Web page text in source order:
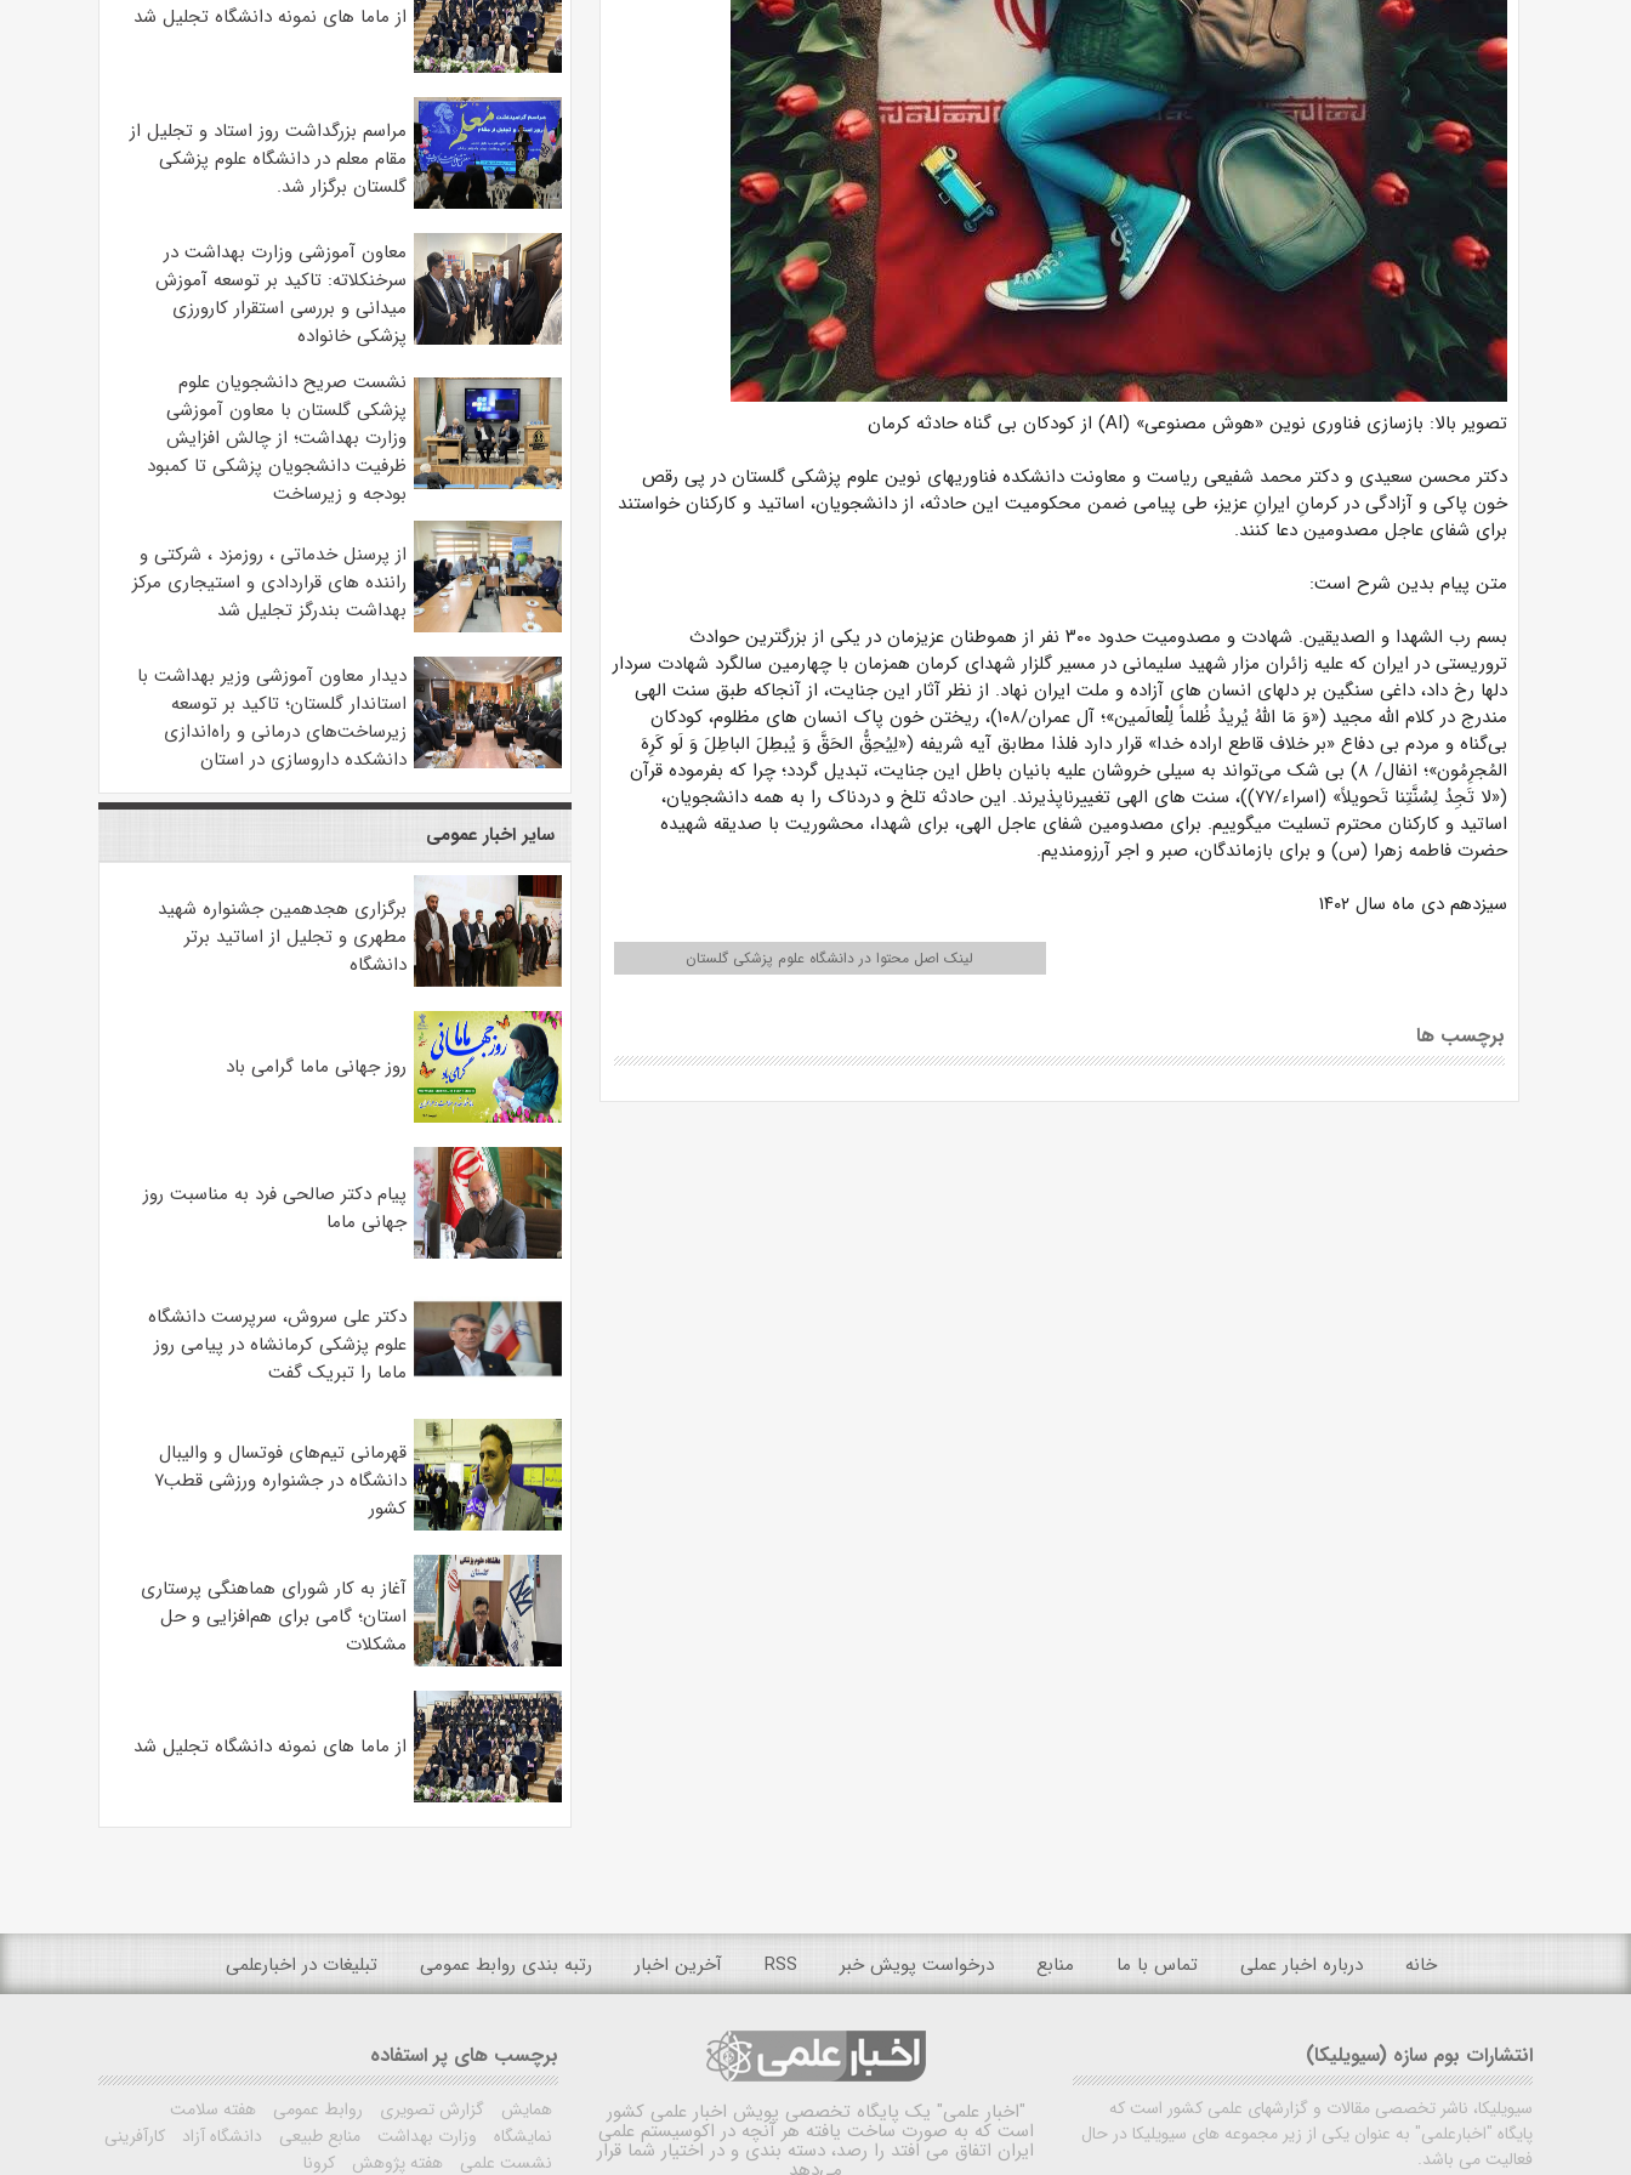
تصویر بالا: بازسازی فناوری نوین «هوش مصنوعی» (AI) از کودکان بی گناه حادثه کرمان
دکتر محسن سعیدی و دکتر محمد شفیعی ریاست و معاونت دانشکده فناوریهای نوین علوم پزشکی گلستان در پی رقص
خون پاکی و آزادگی در کرمانِ ایرانِ عزیز، طی پیامی ضمن محکومیت این حادثه، از دانشجویان، اساتید و کارکنان خواستند
برای شفای عاجل مصدومین دعا کنند.
متن پیام بدین شرح است:
بسم رب الشهدا و الصدیقین. شهادت و مصدومیت حدود ۳۰۰ نفر از هموطنان عزیزمان در یکی از بزرگترین حوادث
تروریستی در ایران که علیه زائران مزار شهید سلیمانی در مسیر گلزار شهدای کرمان همزمان با چهارمین سالگرد شهادت سردار
دلها رخ داد، داغی سنگین بر دلهای انسان های آزاده و ملت ایران نهاد. از نظر آثار این جنایت، از آنجاکه طبق سنت الهی
مندرج در کلام الله مجید («وَ مَا اللّهُ یُریدُ ظُلماً لِلْعالَمین»؛ آل عمران/۱۰۸)، ریختن خون پاک انسان های مظلوم، کودکان
بی‌گناه و مردم بی دفاع «بر خلاف قاطع اراده خدا» قرار دارد فلذا مطابق آیه شریفه («لِیُحِقُّ الحَقَّ وَ یُبطِلَ الباطِلَ وَ لَو کَرِهَ
المُجرِمُون»؛ انفال/ ۸) بی شک می‌تواند به سیلی خروشان علیه بانیان باطل این جنایت، تبدیل گردد؛ چرا که بفرموده قرآن
(«لا تَجِدُ لِسُنَّتِنا تَحویلاً» (اسراء/۷۷))، سنت های الهی تغییرناپذیرند. این حادثه تلخ و دردناک را به همه دانشجویان،
اساتید و کارکنان محترم تسلیت میگوییم. برای مصدومین شفای عاجل الهی، برای شهدا، محشوریت با صدیقه شهیده
حضرت فاطمه زهرا (س) و برای بازماندگان، صبر و اجر آرزومندیم.
سیزدهم دی ماه سال ۱۴۰۲
لینک اصل محتوا در دانشگاه علوم پزشکی گلستان
برچسب ها
از ماما های نمونه دانشگاه تجلیل شد
مراسم بزرگداشت روز استاد و تجلیل از
مقام معلم در دانشگاه علوم پزشکی
گلستان برگزار شد.‌
معاون آموزشی وزارت بهداشت در
سرخنکلاته: تاکید بر توسعه آموزش
میدانی و بررسی استقرار کارورزی
پزشکی ‌خانواده
نشست صریح دانشجویان علوم
پزشکی گلستان با معاون آموزشی
وزارت بهداشت؛ از چالش افزایش
ظرفیت دانشجویان ‌پزشکی تا کمبود
بودجه و زیرساخت
از پرسنل خدماتی ، روزمزد ، شرکتی و
راننده های قراردادی و استیجاری مرکز
بهداشت بندرگز تجلیل شد
دیدار معاون آموزشی وزیر بهداشت با
استاندار گلستان؛ تاکید بر توسعه
زیرساخت‌های درمانی و راه‌اندازی
دانشکده داروسازی در استان
سایر اخبار عمومی
برگزاری هجدهمین جشنواره شهید
مطهری و تجلیل از اساتید برتر
دانشگاه
روز جهانی ماما گرامی باد
پیام دکتر صالحی فرد به مناسبت روز
جهانی ماما
دکتر علی سروش، سرپرست دانشگاه
علوم پزشکی کرمانشاه در پیامی روز
ماما را تبریک گفت
قهرمانی تیم‌های فوتسال و والیبال
دانشگاه در جشنواره ورزشی قطب۷
کشور
آغاز به کار شورای هماهنگی پرستاری
استان؛ گامی برای هم‌افزایی و حل
مشکلات
از ماما های نمونه دانشگاه تجلیل شد
خانه درباره اخبار عملی تماس با ما منابع درخواست پویش خبر RSS آخرین اخبار رتبه بندی روابط عمومی تبلیغات در اخبارعلمی
انتشارات بوم سازه (سیویلیکا)
سیویلیکا، ناشر تخصصی مقالات و گزارشهای علمی کشور است که
پایگاه "اخبارعلمی" به عنوان یکی از زیر مجموعه های سیویلیکا در حال
فعالیت می باشد.
"اخبار علمی" یک پایگاه تخصصی پویش اخبار علمی کشور
است که به صورت ساخت یافته هر آنچه در اکوسیستم علمی
ایران اتفاق می افتد را رصد، دسته بندی و در اختیار شما قرار
برچسب های پر استفاده
همایش گزارش تصویری روابط عمومی
هفته سلامت
نمایشگاه
وزارت بهداشت منابع طبیعی دانشگاه آزاد
کارآفرینی
نشست علمی
هفته پژوهش کرونا